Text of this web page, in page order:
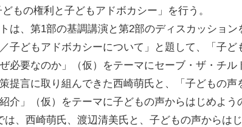
もの権利と子どもアドボカシー」を行う。
は、第1部の基調講演と第2部のディスカッション
子どもアドボカシーについて」と題して、「子ど
必要なのか」（仮）をテーマにセーブ・ザ・チ
提言に取り組んできた西崎萌氏と、「子どもの
介」（仮）をテーマに子どもの声からはじめよう
、西崎萌氏、渡辺清美氏と、子どもの声からは